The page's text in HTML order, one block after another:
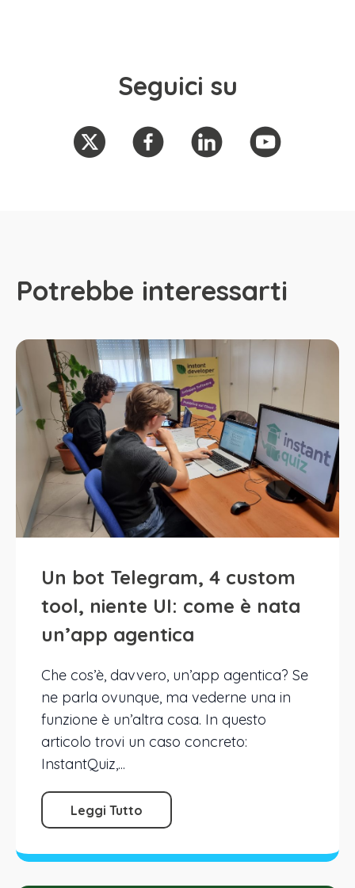
Seguici su
Potrebbe interessarti
Un bot Telegram, 4 custom
tool, niente UI: come è nata
un’app agentica
Che cos’è, davvero, un’app agentica? Se
ne parla ovunque, ma vederne una in
funzione è un’altra cosa. In questo
articolo trovi un caso concreto:
InstantQuiz,...
Leggi Tutto